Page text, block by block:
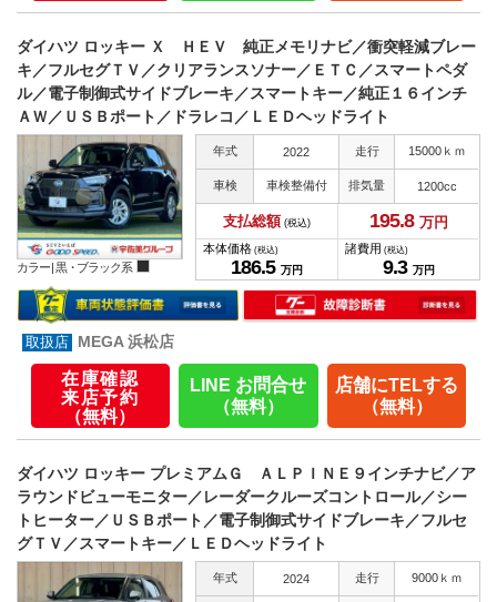
ダイハツ ロッキー Ｘ ＨＥＶ 純正メモリナビ／衝突軽減ブレー
キ／フルセグＴＶ／クリアランスソナー／ＥＴＣ／スマートペダ
ル／電子制御式サイドブレーキ／スマートキー／純正１６インチ
ＡＷ／ＵＳＢポート／ドラレコ／ＬＥＤヘッドライト
カラー |黒・ブラック系
年式 2022 走行 15000ｋｍ
車検 車検整備付 排気量 1200cc
支払総額 (税込) 195.8 万円
本体価格 (税込)
186.5 万円
諸費用 (税込)
9.3 万円
MEGA 浜松店
在庫確認
来店予約
（無料）
LINE お問合せ
（無料）
店舗にTELする
（無料）
ダイハツ ロッキー プレミアムＧ ＡＬＰＩＮＥ９インチナビ／ア
ラウンドビューモニター／レーダークルーズコントロール／シー
トヒーター／ＵＳＢポート／電子制御式サイドブレーキ／フルセ
グＴＶ／スマートキー／ＬＥＤヘッドライト
年式 2024 走行 9000ｋｍ